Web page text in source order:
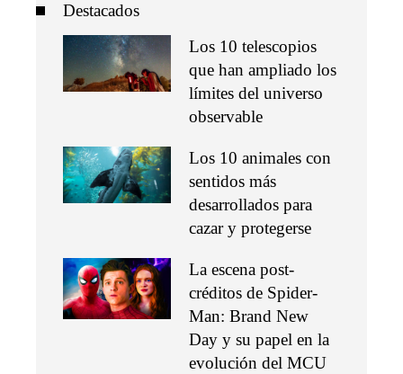
Destacados
Los 10 telescopios
que han ampliado los
límites del universo
observable
Los 10 animales con
sentidos más
desarrollados para
cazar y protegerse
La escena post-
créditos de Spider-
Man: Brand New
Day y su papel en la
evolución del MCU